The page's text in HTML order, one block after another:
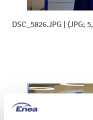
DSC_5826.JPG (JPG;